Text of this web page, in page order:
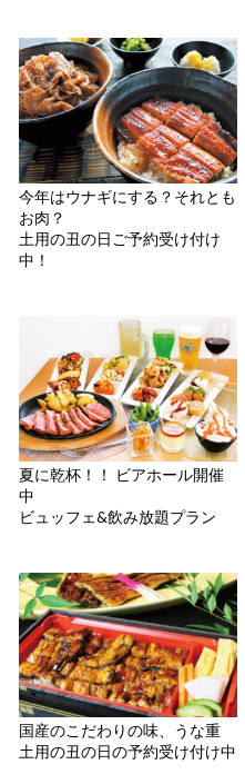
今年はウナギにする？それとも
お肉？
土用の丑の日ご予約受け付け
中！
夏に乾杯！！ ビアホール開催
中
ビュッフェ&飲み放題プラン
国産のこだわりの味、うな重
土用の丑の日の予約受け付け中